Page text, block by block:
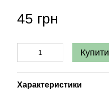
45 грн
Купити
Характеристики